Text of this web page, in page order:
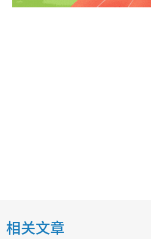
相关文章